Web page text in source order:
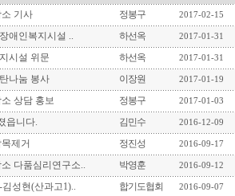
기사 정봉구 2017-02-15
애인복지시설 .. 하선옥 2017-01-31
시설 위문 하선옥 2017-01-31
나눔 봉사 이장원 2017-01-19
상담 홍보 정봉구 2017-01-03
읍니다. 김민수 2016-12-09
제거 정진성 2016-09-17
다품심리연구소.. 박영훈 2016-09-12
성현(산과고1).. 합기도협회 2016-09-07